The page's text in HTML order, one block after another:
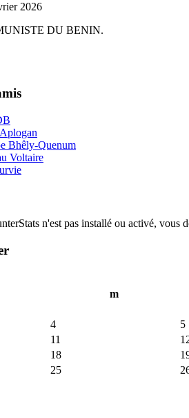
2026
DU BENIN.
Bhêly-Quenum
Voltaire
n'est pas installé ou activé, vous
m
4 5
11
18
25